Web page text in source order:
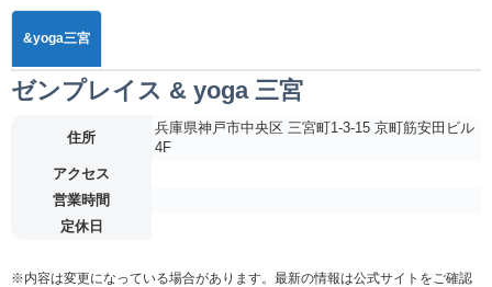
&yoga三宮
ゼンプレイス & yoga 三宮
住所
兵庫県神戸市中央区 三宮町1-3-15 京町筋安田ビル
4F
アクセス
営業時間
定休日
※内容は変更になっている場合があります。最新の情報は公式サイトをご確認